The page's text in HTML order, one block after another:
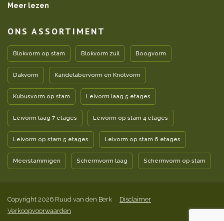
Meer lezen
ONS ASSORTIMENT
Blokvorm op stam Blokvorm zuil Boogvorm
Dakvorm Kandelabervorm en Knotvorm
Kubusvorm op stam Leivorm laag 5 etages
Leivorm laag 7 etages Leivorm op stam 4 etages
Leivorm op stam 5 etages Leivorm op stam 6 etages
Meerstammigen Schermvorm laag Schermvorm op stam
Copyright 2026 Ruud van den Berk
Disclaimer
Verkoopvoorwaarden